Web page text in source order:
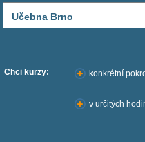
Učebna Brno
Chci kurzy: konkrétní
v určitých